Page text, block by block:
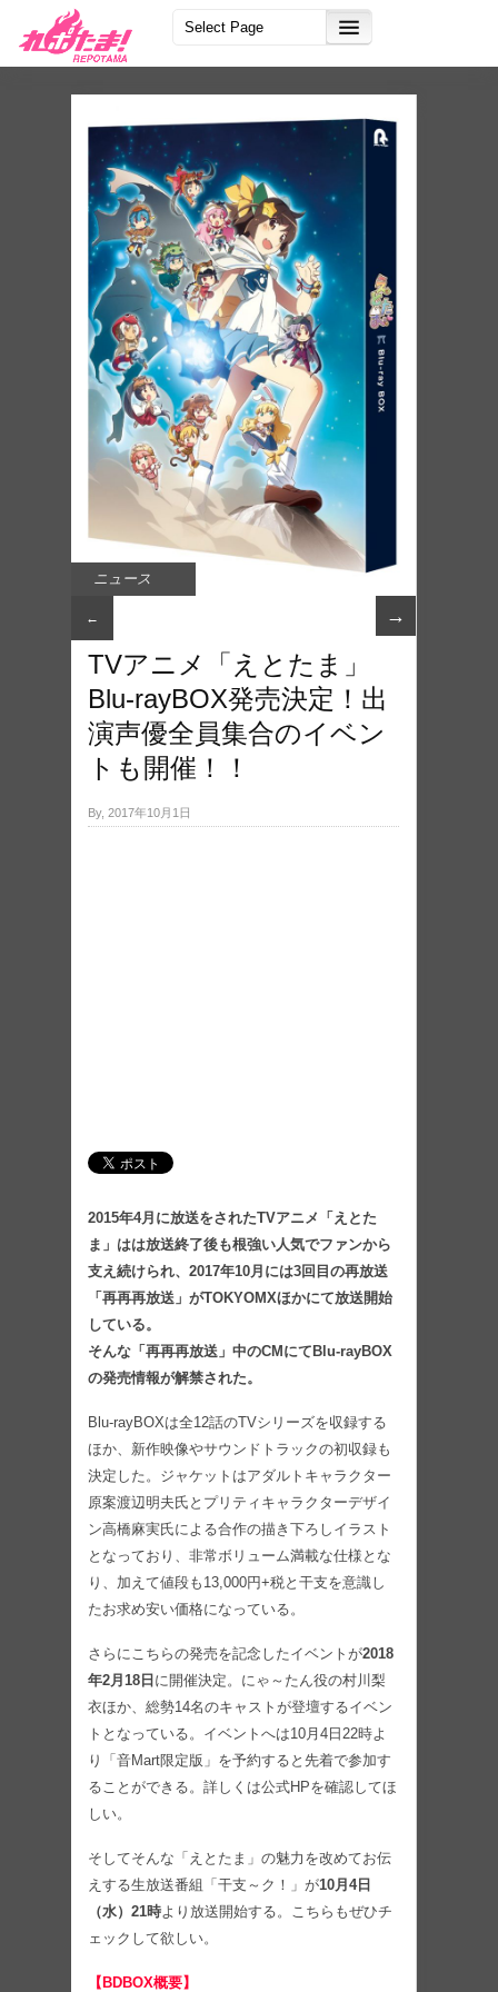
ニュース
← →
TVア​ニメ「えとたま」
Blu-rayBOX発売​決定！出
演声優全員集合のイベン
トも開催！！
By, 2017年10月1日
2015年4月に放送をされたTVアニメ「えとた
ま」はは放送終了後も根強い人気でファンから
支え続けられ、2017年10月には3回目の再放送
「再再再放送」がTOKYOMXほかにて放送開始
している。
そんな「再再再放送」中のCMにてBlu-rayBOX
の発売情報が解禁された。
Blu-rayBOXは全12話のTVシリーズを収録する
ほか、新作映像やサウンドトラックの初収録も
決定した。ジャケットはアダルトキャラクター
原案渡辺明夫氏とプリティキャラクターデザイ
ン高橋麻実氏による合作の描き下ろしイラスト
となっており、非常ボリューム満載な仕様とな
り、加えて値段も13,000円+税と干支を意識し
たお求め安い価格になっている。
さらにこちらの発売を記念したイベントが2018
年2月18日 に開催決定。にゃ～たん役の村川梨
衣ほか、総勢14名のキャストが登壇するイベン
トとなっている。イベントへは10月4日22時よ
り「音Mart限定版」を予約すると先着で参加す
ることができる。詳しくは公式HPを確認してほ
しい。
そしてそんな「えとたま」の魅力を改めてお伝
えする生放送番組「干支～ク！」が10月4日
（水）21時より放送開始する。こちらもぜひチ
ェックして欲しい。
【BDBOX概要】